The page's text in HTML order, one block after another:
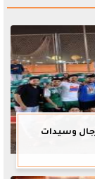
وسيدات